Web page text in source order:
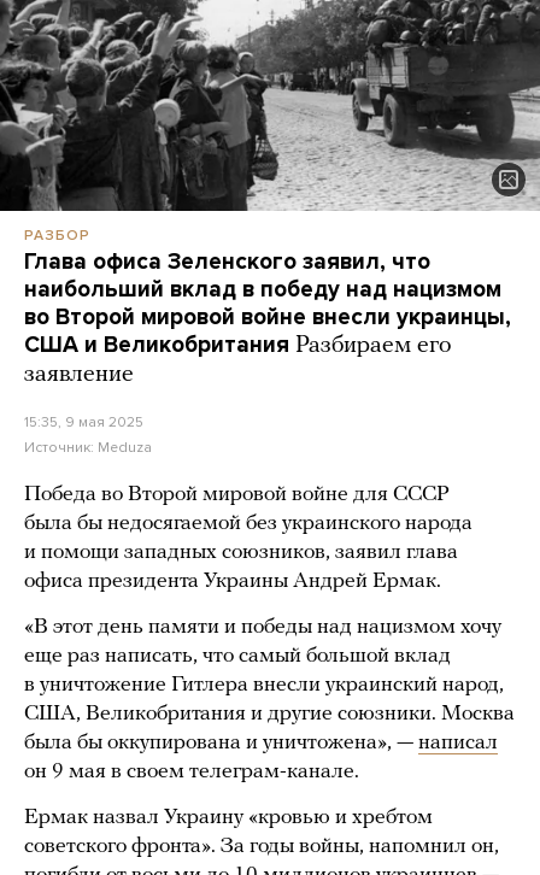
РАЗБОР
Глава офиса Зеленского заявил, что
наибольший вклад в победу над нацизмом
во Второй мировой войне внесли украинцы,
США и Великобритания Разбираем его
заявление
15:35, 9 мая 2025
Источник: Meduza
Победа во Второй мировой войне для СССР
была бы недосягаемой без украинского народа
и помощи западных союзников, заявил глава
офиса президента Украины Андрей Ермак.
«В этот день памяти и победы над нацизмом хочу
еще раз написать, что самый большой вклад
в уничтожение Гитлера внесли украинский народ,
США, Великобритания и другие союзники. Москва
была бы оккупирована и уничтожена», — написал
он 9 мая в своем телеграм-канале.
Ермак назвал Украину «кровью и хребтом
советского фронта». За годы войны, напомнил он,